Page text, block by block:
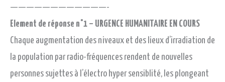
————————————-
Element de réponse n°1 – URGENCE HUMANITAIRE EN COURS
Chaque augmentation des niveaux et des lieux d’irradiation de
la population par radio-fréquences rendent de nouvelles
personnes sujettes à l’électro hyper sensiblité, les plongeant